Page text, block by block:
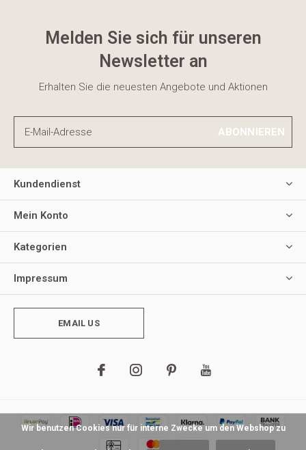
Melden Sie sich für unseren
Newsletter an
Erhalten Sie die neuesten Angebote und Aktionen
ABONNIEREN
Kundendienst
Mein Konto
Kategorien
Impressum
EMAIL US
Wir benutzen Cookies nur für interne Zwecke um den Webshop zu